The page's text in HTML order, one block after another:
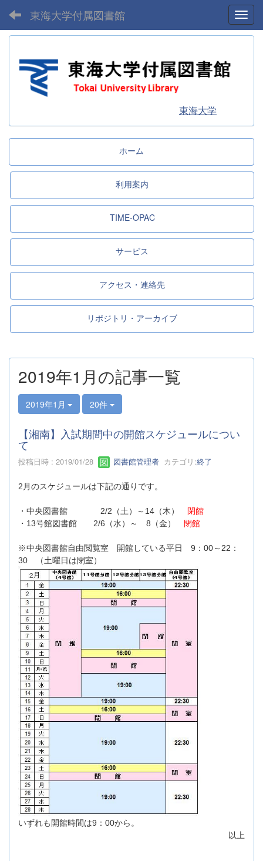
東海大学付属図書館
東海大学
ホーム
利用案内
TIME-OPAC
サービス
アクセス・連絡先
リポジトリ・アーカイブ
2019年1月の記事一覧
2019年1月 20件
【湘南】入試期間中の開館スケジュールについ
て
投稿日時 : 2019/01/28 図書館管理者 カテゴリ:終了
2月のスケジュールは下記の通りです。
・中央図書館 2/2（土）～14（木） 閉館
・13号館図書館 2/6（水）～ 8（金） 閉館
※中央図書館自由閲覧室 開館している平日 9：00～22：
30 （土曜日は閉室）
いずれも開館時間は9：00から。
以上